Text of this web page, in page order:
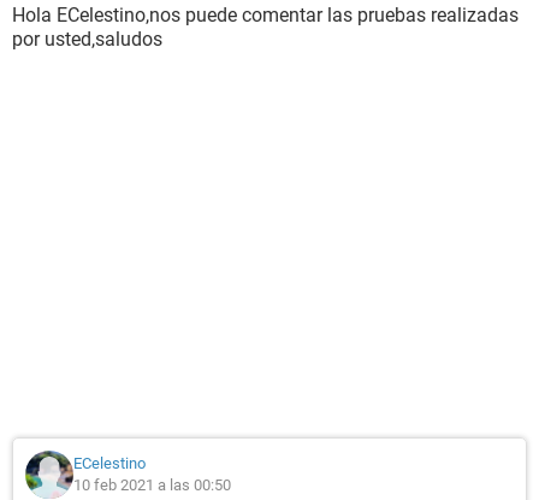
Hola ECelestino,nos puede comentar las pruebas realizadas
por usted,saludos
ECelestino
10 feb 2021 a las 00:50